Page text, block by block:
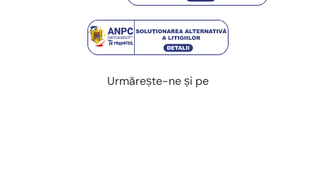
Urmărește-ne și pe